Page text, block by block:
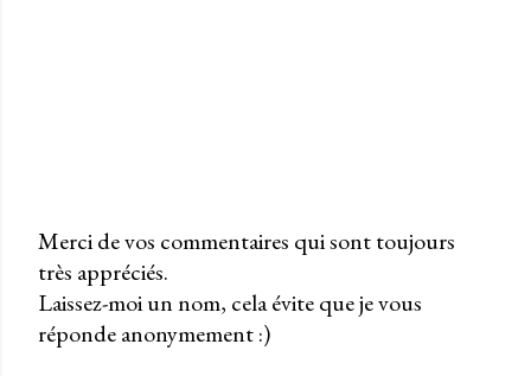
P
u
b
Merci de vos commentaires qui sont toujours
très appréciés.
Laissez-moi un nom, cela évite que je vous
réponde anonymement :)